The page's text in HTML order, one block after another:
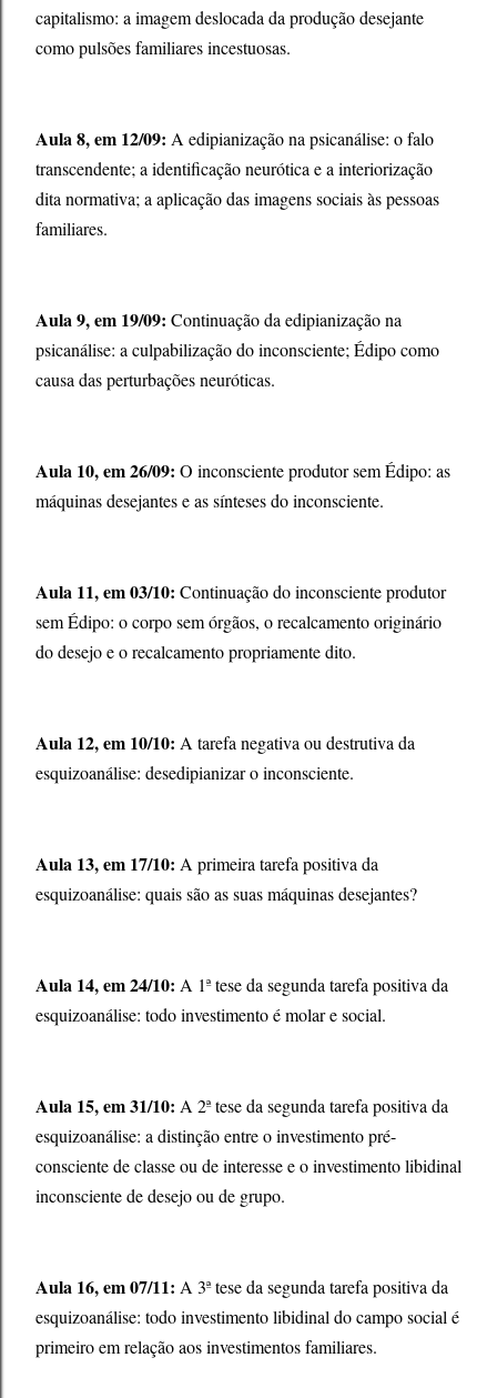
capitalismo: a imagem deslocada da produção desejante
como pulsões familiares incestuosas.
Aula 8, em 12/09: A edipianização na psicanálise: o falo
transcendente; a identificação neurótica e a interiorização
dita normativa; a aplicação das imagens sociais às pessoas
familiares.
Aula 9, em 19/09: Continuação da edipianização na
psicanálise: a culpabilização do inconsciente; Édipo como
causa das perturbações neuróticas.
Aula 10, em 26/09: O inconsciente produtor sem Édipo: as
máquinas desejantes e as sínteses do inconsciente.
Aula 11, em 03/10: Continuação do inconsciente produtor
sem Édipo: o corpo sem órgãos, o recalcamento originário
do desejo e o recalcamento propriamente dito.
Aula 12, em 10/10: A tarefa negativa ou destrutiva da
esquizoanálise: desedipianizar o inconsciente.
Aula 13, em 17/10: A primeira tarefa positiva da
esquizoanálise: quais são as suas máquinas desejantes?
Aula 14, em 24/10: A 1ª tese da segunda tarefa positiva da
esquizoanálise: todo investimento é molar e social.
Aula 15, em 31/10: A 2ª tese da segunda tarefa positiva da
esquizoanálise: a distinção entre o investimento pré-
consciente de classe ou de interesse e o investimento libidinal
inconsciente de desejo ou de grupo.
Aula 16, em 07/11: A 3ª tese da segunda tarefa positiva da
esquizoanálise: todo investimento libidinal do campo social é
primeiro em relação aos investimentos familiares.